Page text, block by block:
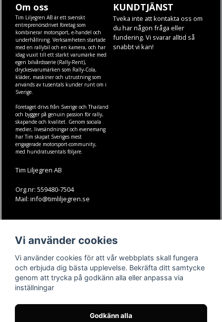
Om oss
Tim Liljegren AB är ett svenskt
entreprenörsdrivet företag som
kombinerar motorsport, e-handel och
underhållning. Verksamheten startade
med en rallybil och en kamera, och har
idag vuxit till ett starkt varumärke med
egen bilvårdsserie (Rally-Rent),
dryckesvarumärken som Rally-Cola,
kläder, maskineroch utrustning som
används av tusentals kunder runt om i
Sverige.
Företaget drivs från Sverige och Thailand
och bygger på genuin passion för rally,
skapande och kvalitet. Genom sociala
medier, livesändningar och evenemang
har Tim skapat Sveriges mest
engagerade motorsport-community,
med hundratusentals följare.
Tim Liljegren AB
Org.nr: 559480-7504
Mail: info@timliljegren.se
KUNDTJÄNST
Tveka inte att kontakta oss om
du har någon fråga eller
fundering. Vi svarar alltid så
snabbt vi kan!
Köpvillkor
Kontakt
Youtube-videos
Instagram
Youtube
TikTok
Vi använder cookies
Vi använder cookies för att vår webbplats skall fungera
och erbjuda dig bästa upplevelse. Bekräfta ditt samtycke
genom att trycka på godkänn alla eller anpassa via
inställningar
Godkänn alla